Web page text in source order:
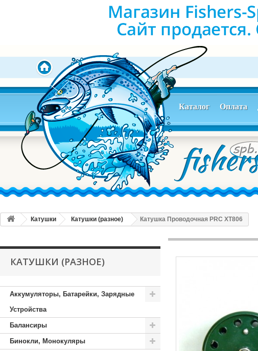
Каталог Оплата
Катушки Катушки (разное) Катушка Проводочная PRC XT806
КАТУШКИ (РАЗНОЕ)
Аккумуляторы, Батарейки, Зарядные
Устройства
Балансиры
Бинокли, Монокуляры